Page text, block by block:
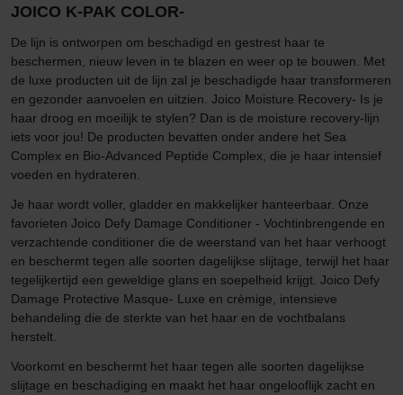
JOICO K-PAK COLOR-
De lijn is ontworpen om beschadigd en gestrest haar te
beschermen, nieuw leven in te blazen en weer op te bouwen. Met
de luxe producten uit de lijn zal je beschadigde haar transformeren
en gezonder aanvoelen en uitzien. Joico Moisture Recovery- Is je
haar droog en moeilijk te stylen? Dan is de moisture recovery-lijn
iets voor jou! De producten bevatten onder andere het Sea
Complex en Bio-Advanced Peptide Complex, die je haar intensief
voeden en hydrateren.
Je haar wordt voller, gladder en makkelijker hanteerbaar. Onze
favorieten Joico Defy Damage Conditioner - Vochtinbrengende en
verzachtende conditioner die de weerstand van het haar verhoogt
en beschermt tegen alle soorten dagelijkse slijtage, terwijl het haar
tegelijkertijd een geweldige glans en soepelheid krijgt. Joico Defy
Damage Protective Masque- Luxe en crèmige, intensieve
behandeling die de sterkte van het haar en de vochtbalans
herstelt.
Voorkomt en beschermt het haar tegen alle soorten dagelijkse
slijtage en beschadiging en maakt het haar ongelooflijk zacht en